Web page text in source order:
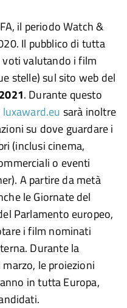
il periodo Watch &
Il pubblico di tutta
voti valutando i film
stelle) sul sito web del
. Durante questo
luxaward.eu sarà inoltre
su dove guardare i
(inclusi cinema,
o eventi
A partire da metà
le Giornate del
Parlamento europeo,
i film nominati
Durante la
le proiezioni
in tutta Europa,